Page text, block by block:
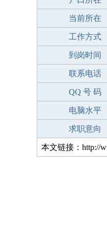
当前所在
工作方式
到岗时间
联系电话
QQ 号 码
电脑水平
求职意向
本文链接：http://